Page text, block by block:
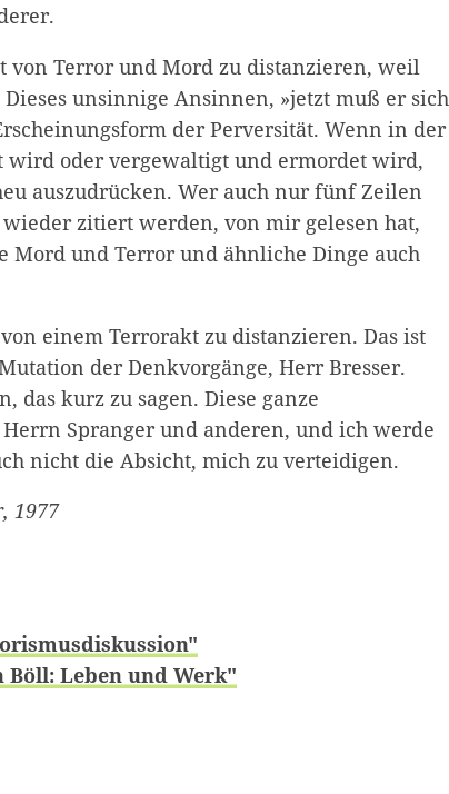
von Terror und Mord zu distanzieren, weil
unsinnige Ansinnen, »jetzt muß er sich
der Perversität. Wenn in der
wird oder vergewaltigt und ermordet wird,
auszudrücken. Wer auch nur fünf Zeilen
zitiert werden, von mir gelesen hat,
und Terror und ähnliche Dinge auch
einem Terrorakt zu distanzieren. Das ist
der Denkvorgänge, Herr Bresser.
das kurz zu sagen. Diese ganze
Spranger und anderen, und ich werde
nicht die Absicht, mich zu verteidigen.
1977
Leben und Werk"
hinzugefügt:
Zum Warenkorb